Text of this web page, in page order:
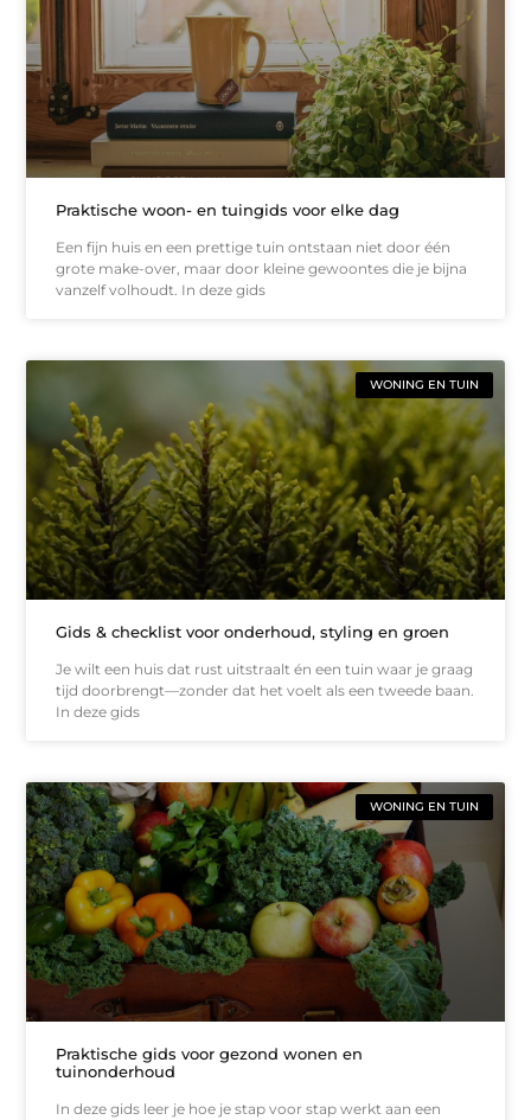
Praktische woon- en tuingids voor elke dag
Een fijn huis en een prettige tuin ontstaan niet door één
grote make-over, maar door kleine gewoontes die je bijna
vanzelf volhoudt. In deze gids
WONING EN TUIN
Gids & checklist voor onderhoud, styling en groen
Je wilt een huis dat rust uitstraalt én een tuin waar je graag
tijd doorbrengt—zonder dat het voelt als een tweede baan.
In deze gids
WONING EN TUIN
Praktische gids voor gezond wonen en
tuinonderhoud
In deze gids leer je hoe je stap voor stap werkt aan een